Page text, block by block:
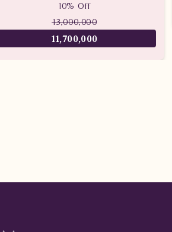
10% Off
13,000,000
11,700,000